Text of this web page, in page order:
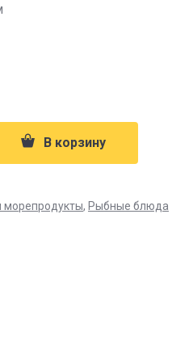
В корзину
морепродукты, Рыбные блюда